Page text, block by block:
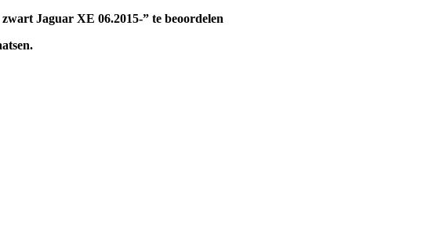
Jaguar XE 06.2015-” te beoordelen